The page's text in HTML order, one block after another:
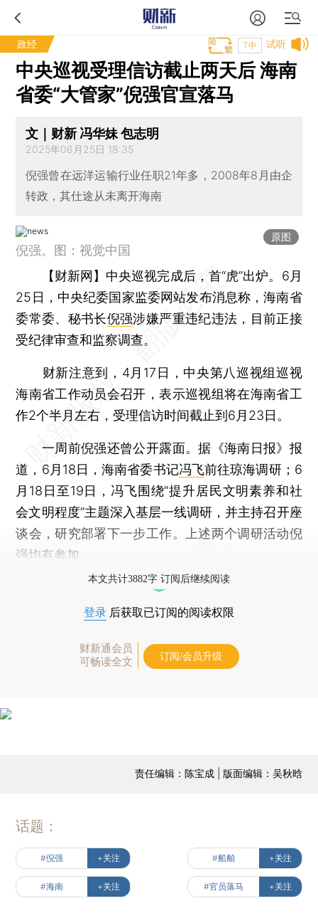
政经 试听
T中
中央巡视受理信访截止两天后 海南
省委“大管家”倪强官宣落马
文｜财新 冯华妹 包志明
2025年06月25日 18:35
倪强曾在远洋运输行业任职21年多，2008年8月由企
转政，其仕途从未离开海南
原图
倪强。图：视觉中国
【财新网】 中央巡视完成后，首“虎”出炉。6月
25日，中央纪委国家监委网站发布消息称，海南省
委常委、秘书长倪强涉嫌严重违纪违法，目前正接
受纪律审查和监察调查。
财新注意到，4月17日，中央第八巡视组巡视
海南省工作动员会召开，表示巡视组将在海南省工
作2个半月左右，受理信访时间截止到6月23日。
一周前倪强还曾公开露面。据《海南日报》报
道，6月18日，海南省委书记冯飞前往琼海调研；6
月18日至19日，冯飞围绕“提升居民文明素养和社
会文明程度”主题深入基层一线调研，并主持召开座
谈会，研究部署下一步工作。上述两个调研活动倪
强均有参加。
本文共计3882字 订阅后继续阅读
登录 后获取已订阅的阅读权限
财新通会员
可畅读全文
订阅/会员升级
责任编辑：陈宝成 | 版面编辑：吴秋晗
话题：
#倪强 +关注 #船舶 +关注
#海南 +关注 #官员落马 +关注